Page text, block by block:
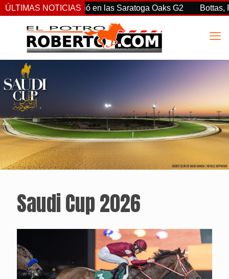
ÚLTIMAS NOTICIAS
Jr. sorprendió en las Saratoga Oaks G2 Bottas,
Saudi Cup 2026